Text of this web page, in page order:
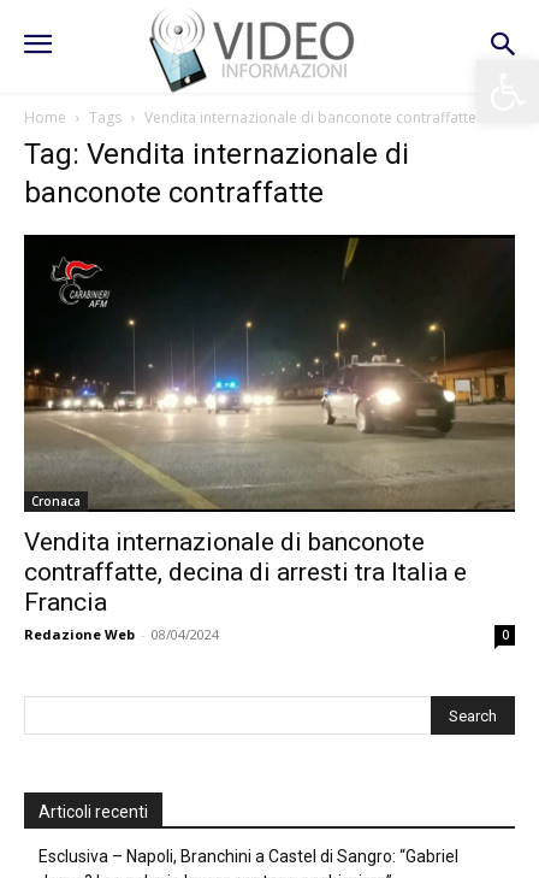
Home Tags Vendita internazionale di banconote contraffatte
Tag: Vendita internazionale di
banconote contraffatte
Cronaca
Vendita internazionale di banconote
contraffatte, decina di arresti tra Italia e
Francia
Redazione Web - 08/04/2024 0
Articoli recenti
Esclusiva – Napoli, Branchini a Castel di Sangro: “Gabriel